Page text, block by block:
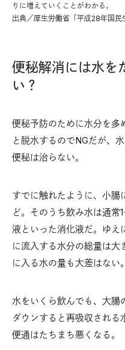
りに増えていくことがわかる。
出典／厚生労働省「平成28年国民
便秘解消には水を
い？
便秘予防のために水分を多
と脱水するのでNGだが、
便秘は治らない。
すでに触れたように、小腸
ど。そのうち飲み水は通常
液といった消化液だ。ゆえ
に流入する水分の総量は
に入る水の量も大差はない。
水をいくら飲んでも、大腸
ダウンすると再吸収される
便通はたちまち悪くなる。